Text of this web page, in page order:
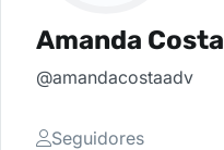
Amanda Costa
@amandacostaadv
Seguidores